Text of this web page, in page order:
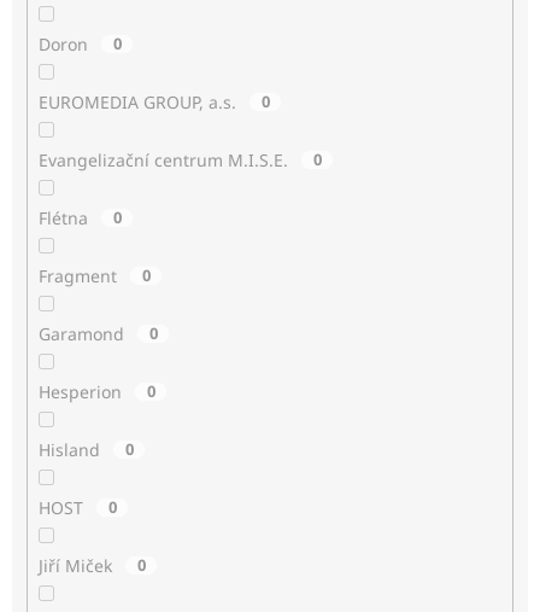
Doron 0
EUROMEDIA GROUP, a.s. 0
Evangelizační centrum M.I.S.E. 0
Flétna 0
Fragment 0
Garamond 0
Hesperion 0
Hisland 0
HOST 0
Jiří Miček 0